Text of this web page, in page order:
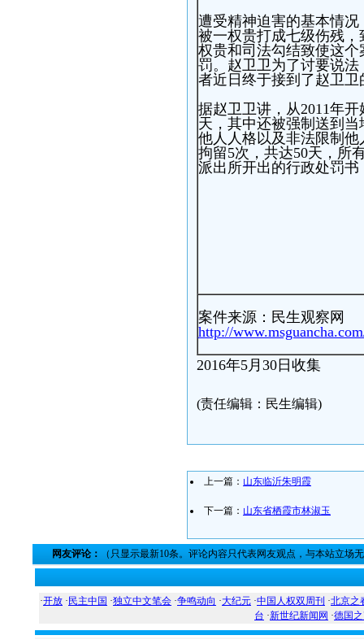
遭受精神迫害的基本情
被一权贵打成七级伤残
权贵和司法勾结致使这
罚。赵卫卫为了讨要说
者近日终于接到了赵卫卫
据赵卫卫讲，从2011年
天，其中还被强制送到
他人人格以及非法限制
拘留5次，共达50天，所
派出所开出的行政处罚
案件来源：民生观察网
http://
2016年5月30日收集
(责任编辑：民生编辑)
上一篇： 山东临沂朱明霞
下一篇： 山东省栖霞市林淑玉
网友评论： （只显示最新10条。评论内容只代表网友观点，与本站立场
·开放 · 民主中国 ·独立中文笔会 ·争鸣动向 ·大纪元 ·中国人权双周刊 ·北京之
台 ·新世纪新闻网 ·德国